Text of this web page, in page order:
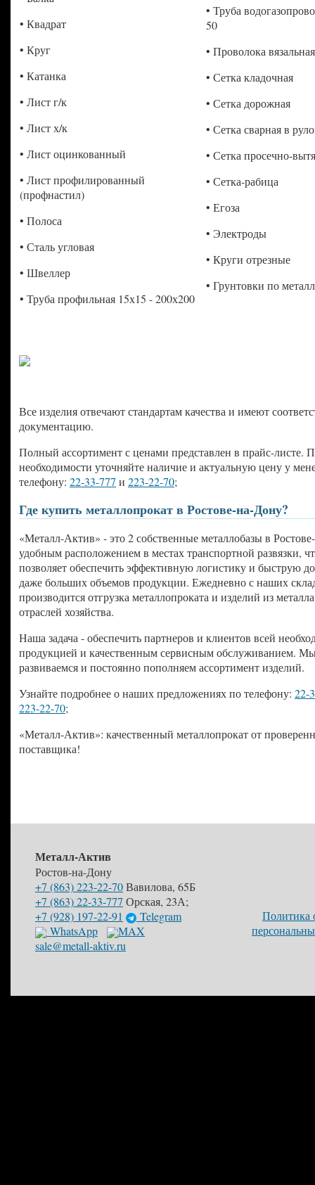
• Квадрат
• Круг
• Катанка
• Лист г/к
• Лист х/к
• Лист оцинкованный
• Лист профилированный
(профнастил)
• Полоса
• Сталь угловая
• Швеллер
• Труба профильная 15х15 - 200х200
• Труба
50
• Проволока вязальная
• Сетка кладочная
• Сетка дорожная
• Сетка сварная в
• Сетка просечно-
• Сетка-рабица
• Егоза
• Электроды
• Круги отрезные
• Грунтовки по
Все изделия отвечают стандартам качества и имеют
документацию.
Полный ассортимент с ценами представлен в прайс-листе.
необходимости уточняйте наличие и актуальную цену у
телефону: 22-33-777 и 223-22-70;
Где купить металлопрокат в Ростове-на-Дону?
«Металл-Актив» - это 2 собственные металлобазы в
удобным расположением в местах транспортной развязки,
позволяет обеспечить эффективную логистику и быструю
даже больших объемов продукции. Ежедневно с наших
производится отгрузка металлопроката и изделий из
отраслей хозяйства.
Наша задача - обеспечить партнеров и клиентов всей
продукцией и качественным сервисным обслуживанием.
развиваемся и постоянно пополняем ассортимент изделий.
Узнайте подробнее о наших предложениях по телефону: 22-
223-22-70;
«Металл-Актив»: качественный металлопрокат от
поставщика!
Металл-Актив
Ростов-на-Дону
+7 (863) 223-22-70Вавилова, 65Б
+7 (863) 22-33-777 Орская, 23А;
+7 (928) 197-22-91
Telegram
WhatsApp
MAX
sale@metall-aktiv.ru
Политика